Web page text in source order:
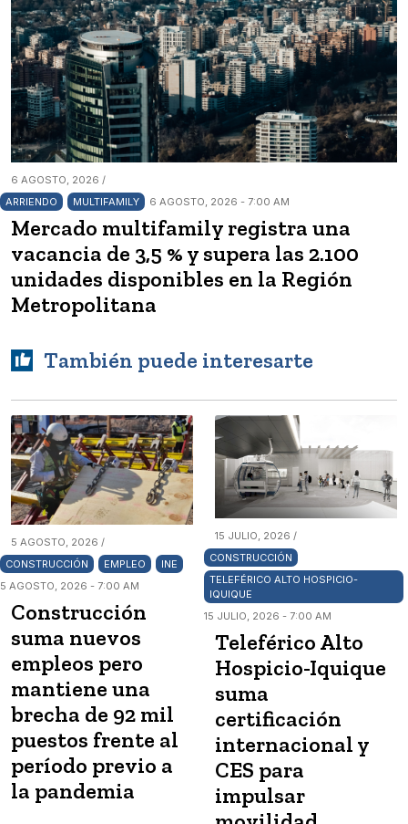
6 AGOSTO, 2026 /
ARRIENDO
MULTIFAMILY 6 AGOSTO, 2026 - 7:00 AM
Mercado multifamily registra una
vacancia de 3,5 % y supera las 2.100
unidades disponibles en la Región
Metropolitana
También puede interesarte
5 AGOSTO, 2026 /
CONSTRUCCIÓN
EMPLEO
INE
5 AGOSTO, 2026 - 7:00 AM
Construcción
suma nuevos
empleos pero
mantiene una
brecha de 92 mil
puestos frente al
período previo a
la pandemia
15 JULIO, 2026 /
CONSTRUCCIÓN
TELEFÉRICO ALTO HOSPICIO-
IQUIQUE
15 JULIO, 2026 - 7:00 AM
Teleférico Alto
Hospicio-Iquique
suma
certificación
internacional y
CES para
impulsar